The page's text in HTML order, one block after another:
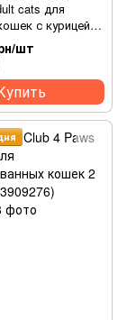
cats для
с курицей
шт